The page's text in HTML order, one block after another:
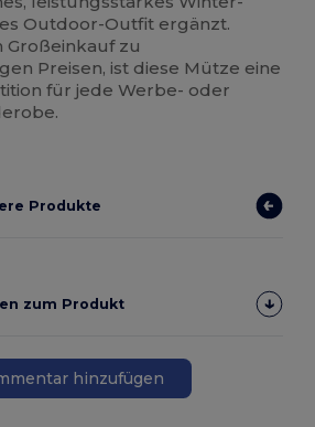
Outdoor-Outfit ergänzt.
Großeinkauf zu
Preisen, ist diese Mütze eine
für jede Werbe- oder
Produkte
zum Produkt
hinzufügen